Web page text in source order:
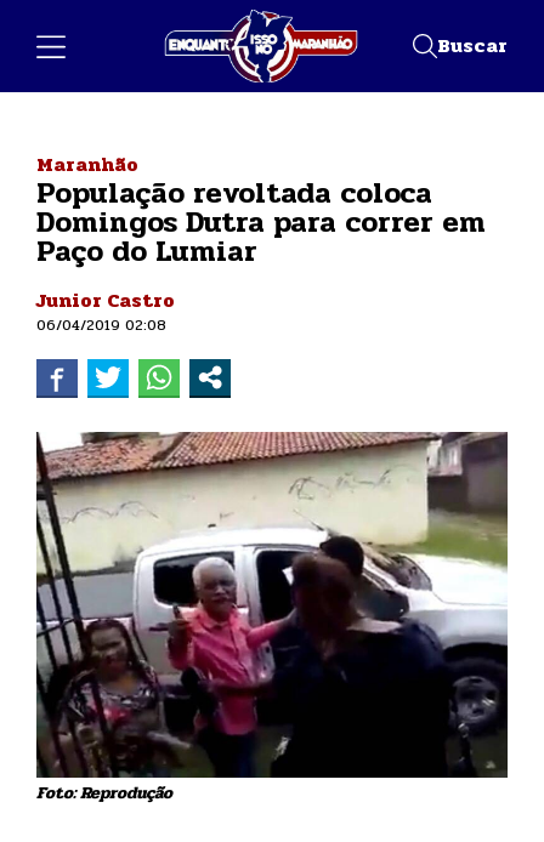
Buscar
Maranhão
População revoltada coloca
Domingos Dutra para correr em
Paço do Lumiar
Junior Castro
06/04/2019 02:08
Foto: Reprodução